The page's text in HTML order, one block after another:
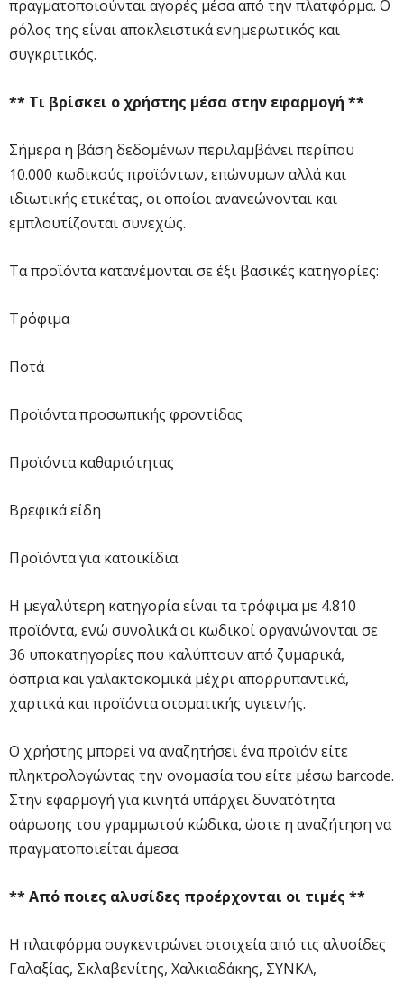
πραγματοποιούνται αγορές μέσα από την πλατφόρμα. Ο
ρόλος της είναι αποκλειστικά ενημερωτικός και
συγκριτικός.
** Τι βρίσκει ο χρήστης μέσα στην εφαρμογή **
Σήμερα η βάση δεδομένων περιλαμβάνει περίπου
10.000 κωδικούς προϊόντων, επώνυμων αλλά και
ιδιωτικής ετικέτας, οι οποίοι ανανεώνονται και
εμπλουτίζονται συνεχώς.
Τα προϊόντα κατανέμονται σε έξι βασικές κατηγορίες:
Τρόφιμα
Ποτά
Προϊόντα προσωπικής φροντίδας
Προϊόντα καθαριότητας
Βρεφικά είδη
Προϊόντα για κατοικίδια
Η μεγαλύτερη κατηγορία είναι τα τρόφιμα με 4.810
προϊόντα, ενώ συνολικά οι κωδικοί οργανώνονται σε
36 υποκατηγορίες που καλύπτουν από ζυμαρικά,
όσπρια και γαλακτοκομικά μέχρι απορρυπαντικά,
χαρτικά και προϊόντα στοματικής υγιεινής.
Ο χρήστης μπορεί να αναζητήσει ένα προϊόν είτε
πληκτρολογώντας την ονομασία του είτε μέσω barcode.
Στην εφαρμογή για κινητά υπάρχει δυνατότητα
σάρωσης του γραμμωτού κώδικα, ώστε η αναζήτηση να
πραγματοποιείται άμεσα.
** Από ποιες αλυσίδες προέρχονται οι τιμές **
Η πλατφόρμα συγκεντρώνει στοιχεία από τις αλυσίδες
Γαλαξίας, Σκλαβενίτης, Χαλκιαδάκης, ΣΥΝΚΑ,